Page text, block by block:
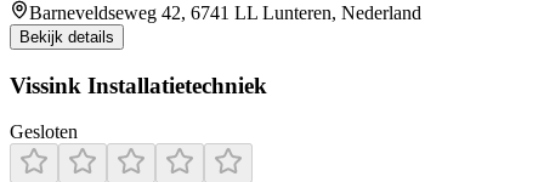
Barneveldseweg 42, 6741 LL Lunteren, Nederland
Bekijk details
Vissink Installatietechniek
Gesloten